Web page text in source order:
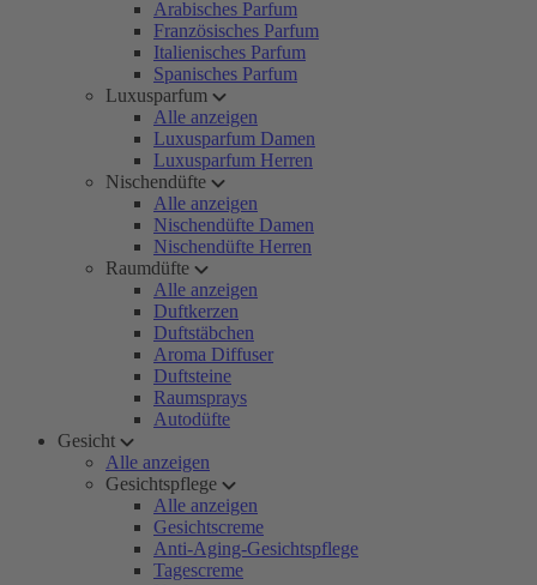
Arabisches Parfum
Französisches Parfum
Italienisches Parfum
Spanisches Parfum
Luxusparfum
Alle anzeigen
Luxusparfum Damen
Luxusparfum Herren
Nischendüfte
Alle anzeigen
Nischendüfte Damen
Nischendüfte Herren
Raumdüfte
Alle anzeigen
Duftkerzen
Duftstäbchen
Aroma Diffuser
Duftsteine
Raumsprays
Autodüfte
Gesicht
Alle anzeigen
Gesichtspflege
Alle anzeigen
Gesichtscreme
Anti-Aging-Gesichtspflege
Tagescreme